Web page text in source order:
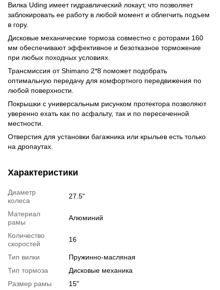
Вилка Uding имеет гидравлический локаут, что позволяет
заблокировать ее работу в любой момент и облегчить подъем
в гору.
Дисковые механические тормоза совместно с роторами 160
мм обеспечивают эффективное и безотказное торможение
при любых походных условиях.
Трансмиссия от Shimano 2*8 поможет подобрать
оптимальную передачу для комфортного передвижения по
любой поверхности.
Покрышки с универсальным рисунком протектора позволяют
уверенно ехать как по асфальту, так и по пересеченной
местности.
Отверстия для установки багажника или крыльев есть только
на дропаутах.
Характеристики
Диаметр
колеса
27.5"
Материал
рамы
Алюминий
Количество
скоростей
16
Тип вилки
Пружинно-масляная
Тип тормоза
Дисковые механика
Размер рамы
15"